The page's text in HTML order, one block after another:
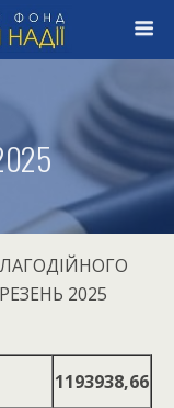
2025
1193938,66